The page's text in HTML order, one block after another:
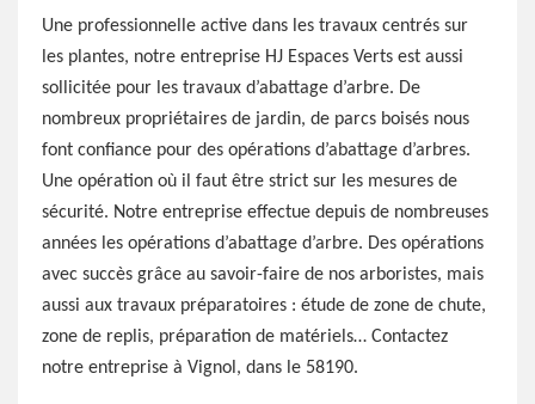
Une professionnelle active dans les travaux centrés sur
les plantes, notre entreprise HJ Espaces Verts est aussi
sollicitée pour les travaux d’abattage d’arbre. De
nombreux propriétaires de jardin, de parcs boisés nous
font confiance pour des opérations d’abattage d’arbres.
Une opération où il faut être strict sur les mesures de
sécurité. Notre entreprise effectue depuis de nombreuses
années les opérations d’abattage d’arbre. Des opérations
avec succès grâce au savoir-faire de nos arboristes, mais
aussi aux travaux préparatoires : étude de zone de chute,
zone de replis, préparation de matériels… Contactez
notre entreprise à Vignol, dans le 58190.